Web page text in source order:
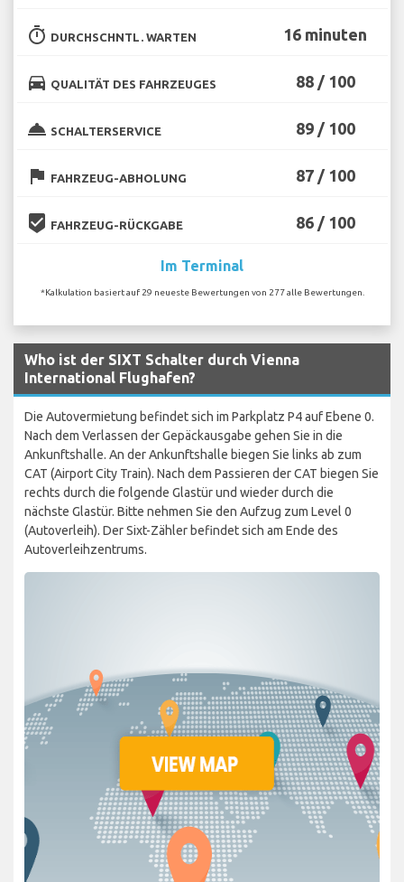
timer DURCHSCHNTL. WARTEN 16 minuten
directions_car QUALITÄT DES FAHRZEUGES 88 / 100
room_service SCHALTERSERVICE 89 / 100
flag FAHRZEUG-ABHOLUNG 87 / 100
beenhere FAHRZEUG-RÜCKGABE 86 / 100
Im Terminal
*Kalkulation basiert auf 29 neueste Bewertungen von 277 alle Bewertungen.
Who ist der SIXT Schalter durch Vienna
International Flughafen?
Die Autovermietung befindet sich im Parkplatz P4 auf Ebene 0.
Nach dem Verlassen der Gepäckausgabe gehen Sie in die
Ankunftshalle. An der Ankunftshalle biegen Sie links ab zum
CAT (Airport City Train). Nach dem Passieren der CAT biegen Sie
rechts durch die folgende Glastür und wieder durch die
nächste Glastür. Bitte nehmen Sie den Aufzug zum Level 0
(Autoverleih). Der Sixt-Zähler befindet sich am Ende des
Autoverleihzentrums.